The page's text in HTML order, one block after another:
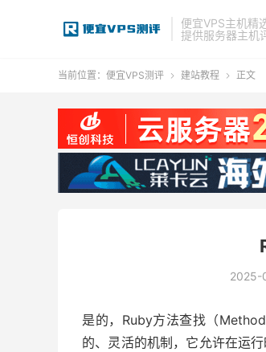
便宜VPS主机精
提供服务器主机
当前位置： 便宜VPS测评  建站教程  正文
2025-
是的，Ruby方法查找（
的、灵活的机制，它允许在运